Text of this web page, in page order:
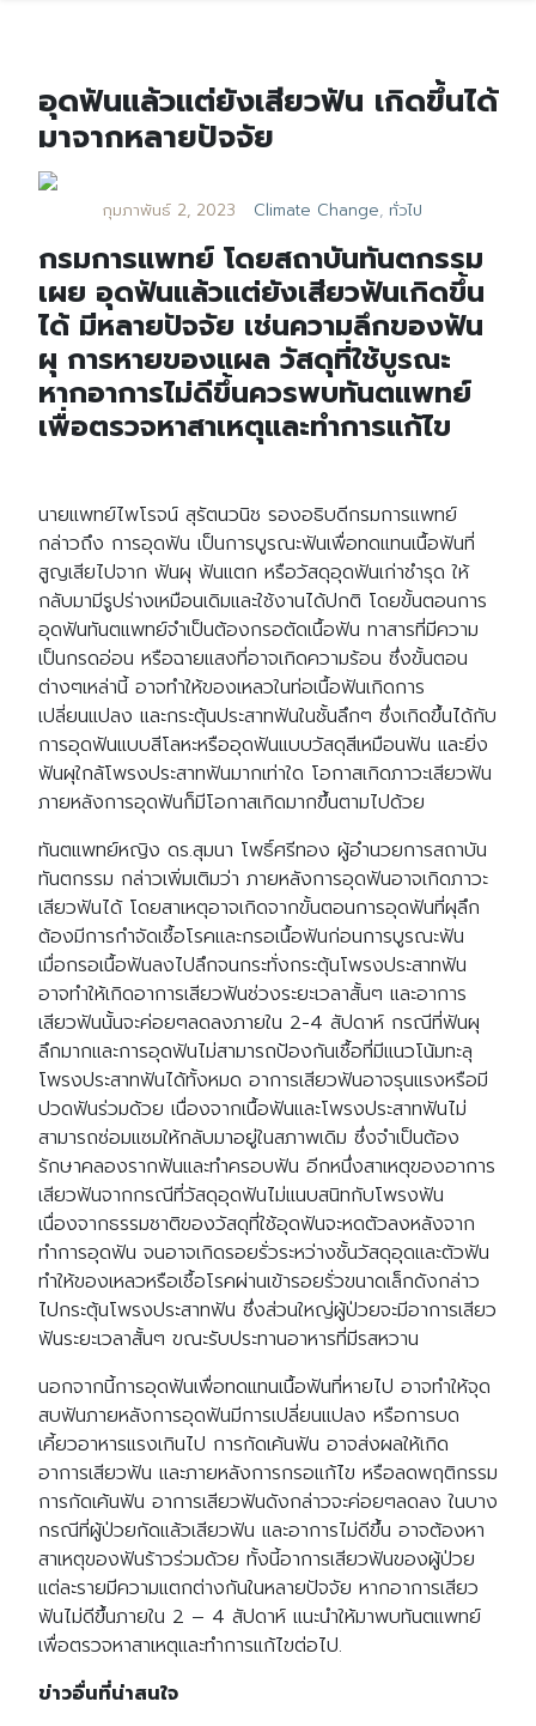
อุดฟันแล้วแต่ยังเสียวฟัน เกิดขึ้นได้
มาจากหลายปัจจัย
กุมภาพันธ์ 2, 2023 Climate Change, ทั่วไป
กรมการแพทย์ โดยสถาบันทันตกรรม
เผย อุดฟันแล้วแต่ยังเสียวฟันเกิดขึ้น
ได้ มีหลายปัจจัย เช่นความลึกของฟัน
ผุ การหายของแผล วัสดุที่ใช้บูรณะ
หากอาการไม่ดีขึ้นควรพบทันตแพทย์
เพื่อตรวจหาสาเหตุและทำการแก้ไข
นายแพทย์ไพโรจน์ สุรัตนวนิช รองอธิบดีกรมการแพทย์
กล่าวถึง การอุดฟัน เป็นการบูรณะฟันเพื่อทดแทนเนื้อฟันที่
สูญเสียไปจาก ฟันผุ ฟันแตก หรือวัสดุอุดฟันเก่าชำรุด ให้
กลับมามีรูปร่างเหมือนเดิมและใช้งานได้ปกติ โดยขั้นตอนการ
อุดฟันทันตแพทย์จำเป็นต้องกรอตัดเนื้อฟัน ทาสารที่มีความ
เป็นกรดอ่อน หรือฉายแสงที่อาจเกิดความร้อน ซึ่งขั้นตอน
ต่างๆเหล่านี้ อาจทำให้ของเหลวในท่อเนื้อฟันเกิดการ
เปลี่ยนแปลง และกระตุ้นประสาทฟันในชั้นลึกๆ ซึ่งเกิดขึ้นได้กับ
การอุดฟันแบบสีโลหะหรืออุดฟันแบบวัสดุสีเหมือนฟัน และยิ่ง
ฟันผุใกล้โพรงประสาทฟันมากเท่าใด โอกาสเกิดภาวะเสียวฟัน
ภายหลังการอุดฟันก็มีโอกาสเกิดมากขึ้นตามไปด้วย
ทันตแพทย์หญิง ดร.สุมนา โพธิ์ศรีทอง ผู้อำนวยการสถาบัน
ทันตกรรม กล่าวเพิ่มเติมว่า ภายหลังการอุดฟันอาจเกิดภาวะ
เสียวฟันได้ โดยสาเหตุอาจเกิดจากขั้นตอนการอุดฟันที่ผุลึก
ต้องมีการกำจัดเชื้อโรคและกรอเนื้อฟันก่อนการบูรณะฟัน
เมื่อกรอเนื้อฟันลงไปลึกจนกระทั่งกระตุ้นโพรงประสาทฟัน
อาจทำให้เกิดอาการเสียวฟันช่วงระยะเวลาสั้นๆ และอาการ
เสียวฟันนั้นจะค่อยๆลดลงภายใน 2-4 สัปดาห์ กรณีที่ฟันผุ
ลึกมากและการอุดฟันไม่สามารถป้องกันเชื้อที่มีแนวโน้มทะลุ
โพรงประสาทฟันได้ทั้งหมด อาการเสียวฟันอาจรุนแรงหรือมี
ปวดฟันร่วมด้วย เนื่องจากเนื้อฟันและโพรงประสาทฟันไม่
สามารถซ่อมแซมให้กลับมาอยู่ในสภาพเดิม ซึ่งจำเป็นต้อง
รักษาคลองรากฟันและทำครอบฟัน อีกหนึ่งสาเหตุของอาการ
เสียวฟันจากกรณีที่วัสดุอุดฟันไม่แนบสนิทกับโพรงฟัน
เนื่องจากธรรมชาติของวัสดุที่ใช้อุดฟันจะหดตัวลงหลังจาก
ทำการอุดฟัน จนอาจเกิดรอยรั่วระหว่างชั้นวัสดุอุดและตัวฟัน
ทำให้ของเหลวหรือเชื้อโรคผ่านเข้ารอยรั่วขนาดเล็กดังกล่าว
ไปกระตุ้นโพรงประสาทฟัน ซึ่งส่วนใหญ่ผู้ป่วยจะมีอาการเสียว
ฟันระยะเวลาสั้นๆ ขณะรับประทานอาหารที่มีรสหวาน
นอกจากนี้การอุดฟันเพื่อทดแทนเนื้อฟันที่หายไป อาจทำให้จุด
สบฟันภายหลังการอุดฟันมีการเปลี่ยนแปลง หรือการบด
เคี้ยวอาหารแรงเกินไป การกัดเค้นฟัน อาจส่งผลให้เกิด
อาการเสียวฟัน และภายหลังการกรอแก้ไข หรือลดพฤติกรรม
การกัดเค้นฟัน อาการเสียวฟันดังกล่าวจะค่อยๆลดลง ในบาง
กรณีที่ผู้ป่วยกัดแล้วเสียวฟัน และอาการไม่ดีขึ้น อาจต้องหา
สาเหตุของฟันร้าวร่วมด้วย ทั้งนี้อาการเสียวฟันของผู้ป่วย
แต่ละรายมีความแตกต่างกันในหลายปัจจัย หากอาการเสียว
ฟันไม่ดีขึ้นภายใน 2 – 4 สัปดาห์ แนะนำให้มาพบทันตแพทย์
เพื่อตรวจหาสาเหตุและทำการแก้ไขต่อไป.
ข่าวอื่นที่น่าสนใจ